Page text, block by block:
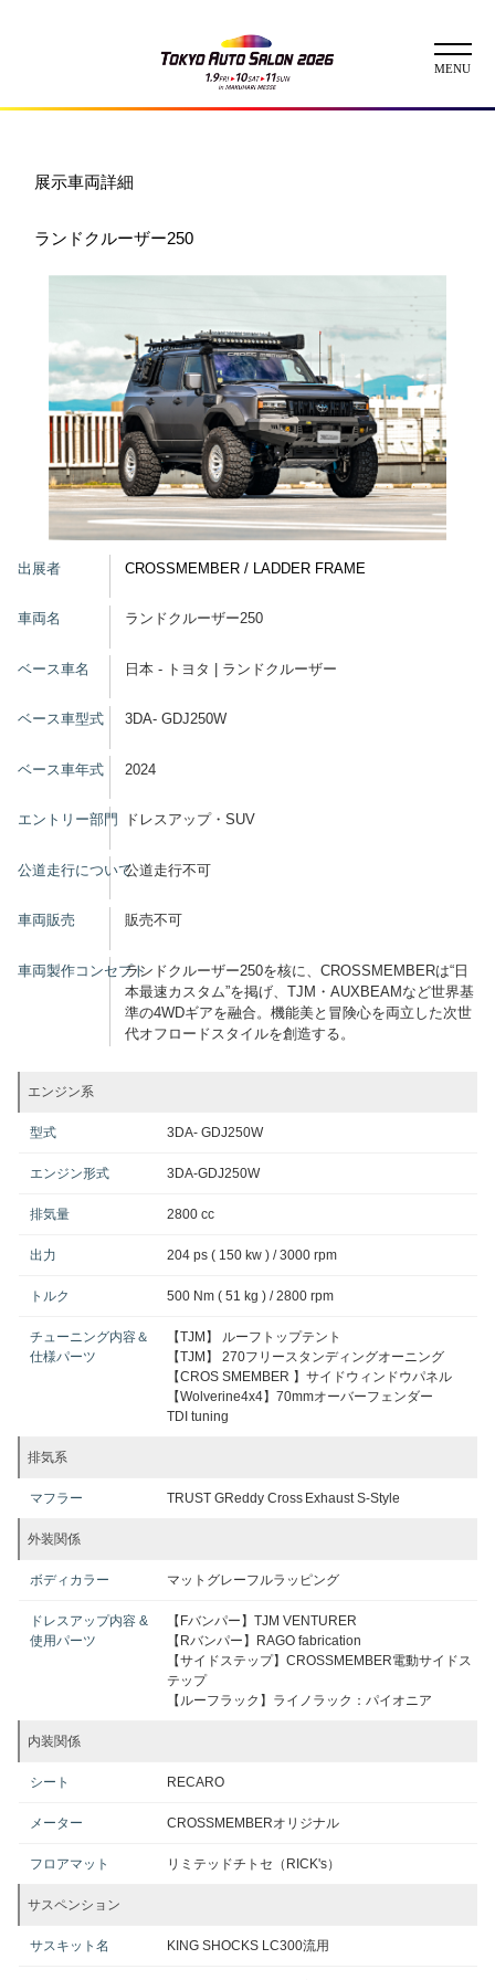
コンテスト
出展者
出展者一覧
展示車両一覧
イメージガール
グッズ
出展者・Exhibitor
展示車両詳細
ランドクルーザー250
出展者 CROSSMEMBER / LADDER FRAME
車両名 ランドクルーザー250
ベース車名 日本 - トヨタ | ランドクルーザー
ベース車型式 3DA- GDJ250W
ベース車年式 2024
エントリー部門 ドレスアップ・SUV
公道走行について公道走行不可
車両販売 販売不可
車両製作コンセプトランドクルーザー250を核に、CROSSMEMBERは“日
本最速カスタム”を掲げ、TJM・AUXBEAMなど世界基
準の4WDギアを融合。機能美と冒険心を両立した次世
代オフロードスタイルを創造する。
エンジン系
型式 3DA- GDJ250W
エンジン形式 3DA-GDJ250W
排気量 2800 cc
出力 204 ps ( 150 kw ) / 3000 rpm
トルク 500 Nm ( 51 kg ) / 2800 rpm
チューニング内容＆
仕様パーツ
【TJM】 ルーフトップテント
【TJM】 270フリースタンディングオーニング
【CROS SMEMBER 】サイドウィンドウパネル
【Wolverine4x4】70mmオーバーフェンダー
TDI tuning
排気系
マフラー TRUST GReddy Cross Exhaust S‑Style
外装関係
ボディカラー マットグレーフルラッピング
ドレスアップ内容 &
使用パーツ
【Fバンパー】TJM VENTURER
【Rバンパー】RAGO fabrication
【サイドステップ】CROSSMEMBER電動サイドス
テップ
【ルーフラック】ライノラック：パイオニア
内装関係
シート RECARO
メーター CROSSMEMBERオリジナル
フロアマット リミテッドチトセ（RICK's）
サスペンション
サスキット名 KING SHOCKS LC300流用